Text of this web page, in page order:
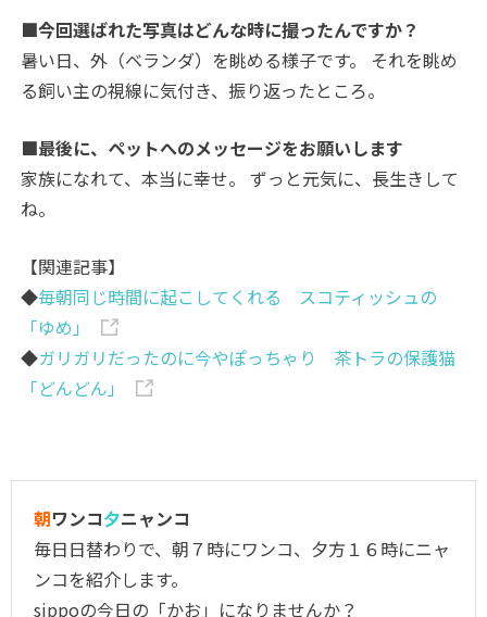
■今回選ばれた写真はどんな時に撮ったんですか？
暑い日、外（ベランダ）を眺める様子です。 それを眺め
る飼い主の視線に気付き、振り返ったところ。
■最後に、ペットへのメッセージをお願いします
家族になれて、本当に幸せ。 ずっと元気に、長生きして
ね。
【関連記事】
◆毎朝同じ時間に起こしてくれる スコティッシュの
「ゆめ」
◆ガリガリだったのに今やぽっちゃり 茶トラの保護猫
「どんどん」
朝ワンコ夕ニャンコ
毎日日替わりで、朝７時にワンコ、夕方１６時にニャ
ンコを紹介します。
sippoの今日の「かお」になりませんか？